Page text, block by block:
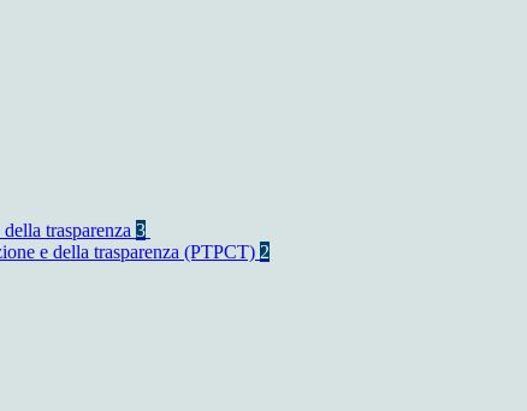
trasparenza 3
e della trasparenza (PTPCT) 2